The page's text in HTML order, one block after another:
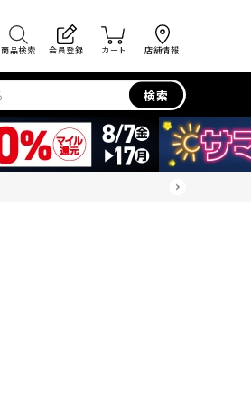
商品検索 会員登録 カート 店舗情報
検索